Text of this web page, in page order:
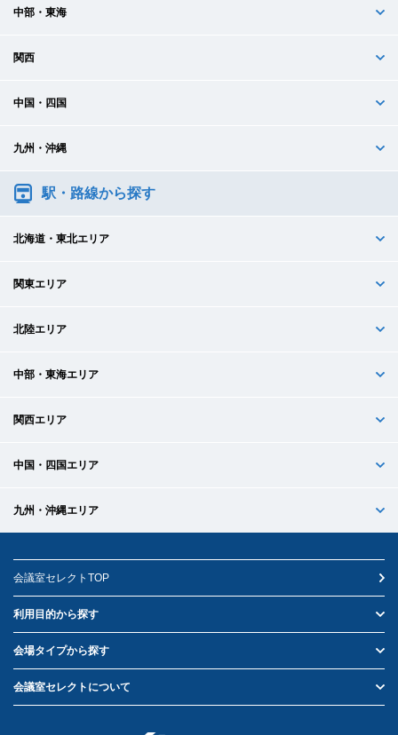
中部・東海
関西
中国・四国
九州・沖縄
駅・路線から探す
北海道・東北エリア
関東エリア
北陸エリア
中部・東海エリア
関西エリア
中国・四国エリア
九州・沖縄エリア
会議室セレクトTOP
利用目的から探す
会場タイプから探す
会議室セレクトについて